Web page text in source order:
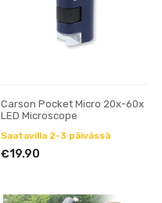
Carson Pocket Micro 20x-60x
LED Microscope
Saatavilla 2-3 päivässä
€19.90